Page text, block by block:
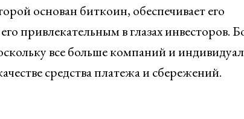
основан биткоин, обеспечивает его
привлекательным в глазах инвесторов.
все больше компаний и
средства платежа и сбережений.